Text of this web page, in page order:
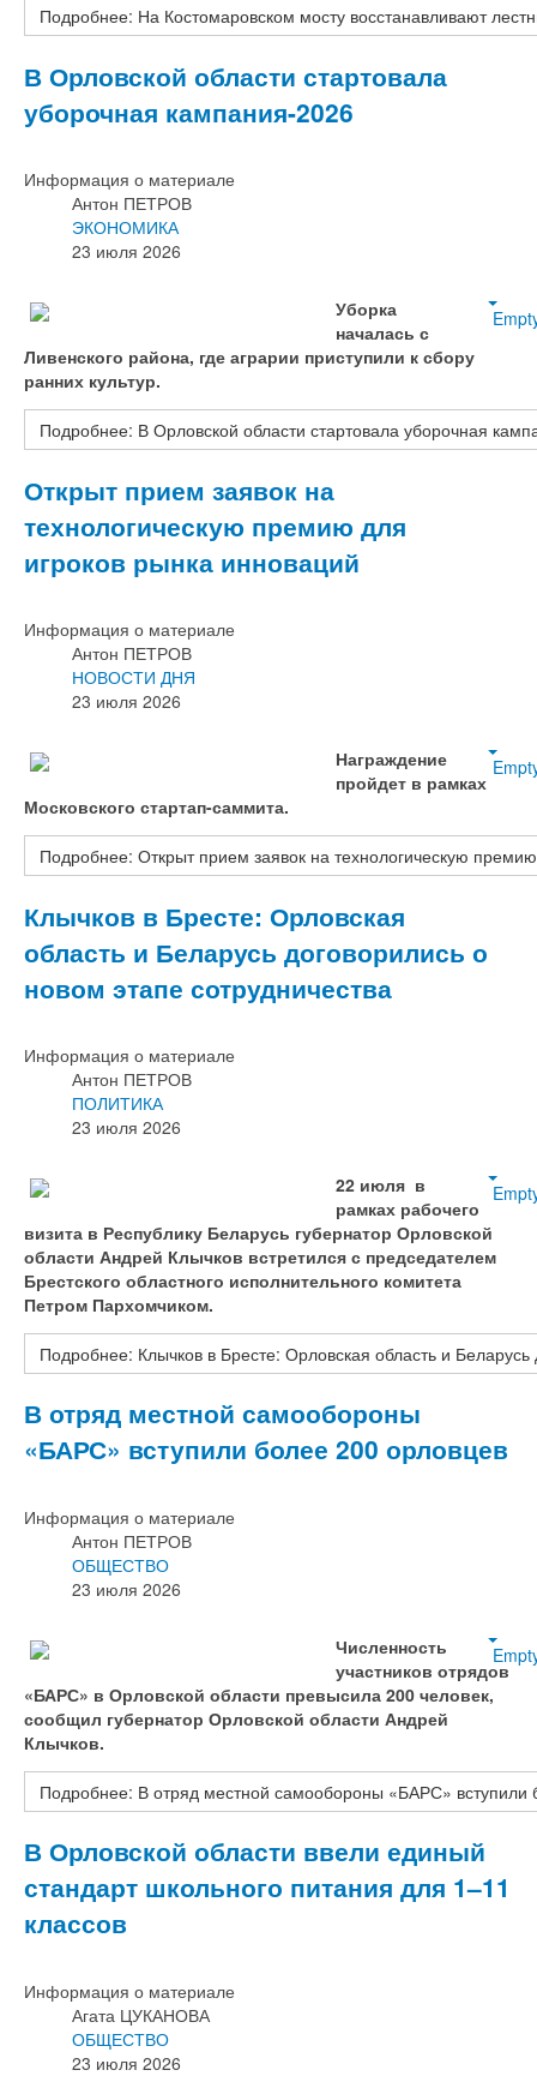
Подробнее: На Костомаровском мосту восстанавливают
В Орловской области стартовала
уборочная кампания-2026
Информация о материале
Антон ПЕТРОВ
ЭКОНОМИКА
23 июля 2026
Уборка
началась с
Ливенского района, где аграрии приступили к сбору
ранних культур.
Подробнее: В Орловской области стартовала уборочная
Открыт прием заявок на
технологическую премию для
игроков рынка инноваций
Информация о материале
Антон ПЕТРОВ
НОВОСТИ ДНЯ
23 июля 2026
Награждение
пройдет в рамках
Московского стартап-саммита.
Подробнее: Открыт прием заявок на технологическую
Клычков в Бресте: Орловская
область и Беларусь договорились о
новом этапе сотрудничества
Информация о материале
Антон ПЕТРОВ
ПОЛИТИКА
23 июля 2026
22 июля в
рамках рабочего
визита в Республику Беларусь губернатор Орловской
области Андрей Клычков встретился с председателем
Брестского областного исполнительного комитета
Петром Пархомчиком.
Подробнее: Клычков в Бресте: Орловская область и
В отряд местной самообороны
«БАРС» вступили более 200 орловцев
Информация о материале
Антон ПЕТРОВ
ОБЩЕСТВО
23 июля 2026
Численность
участников отрядов
«БАРС» в Орловской области превысила 200 человек,
сообщил губернатор Орловской области Андрей
Клычков.
Подробнее: В отряд местной самообороны «БАРС» вступили
В Орловской области ввели единый
стандарт школьного питания для 1–11
классов
Информация о материале
Агата ЦУКАНОВА
ОБЩЕСТВО
23 июля 2026